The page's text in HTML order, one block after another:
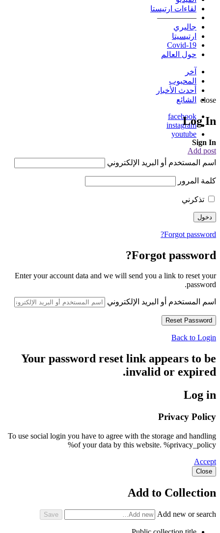
لقاءات ارتيستا
—————
جاليري
ارتيسيتا
Covid-19
حول العالم
آخر
المحبوب
أحدث الأخبار
الشائع
facebook
instagram
youtube
Add post
close
Log In
Sign In
اسم المستخدم أو البريد الإلكتروني
كلمة المرور
تذكرني
Forgot password?
Forgot password?
Enter your account data and we will send you a link to reset your
password.
اسم المستخدم أو البريد الإلكتروني
Back to Login
Your password reset link appears to be
invalid or expired.
Log in
Privacy Policy
To use social login you have to agree with the storage and handling
of your data by this website. %privacy_policy%
Accept
Close
Add to Collection
Add new or search